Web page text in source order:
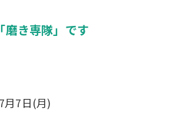
き専隊」です
7日(月)